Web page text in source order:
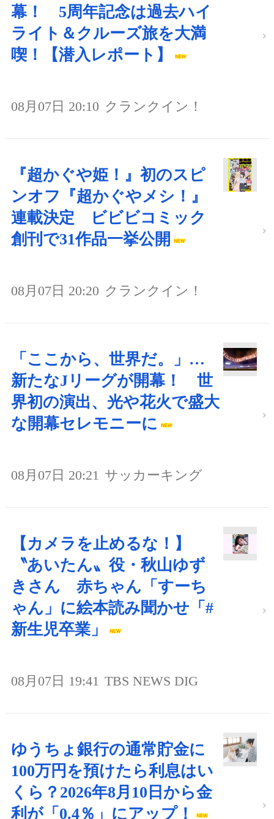
幕！ 5周年記念は過去ハイ
ライト＆クルーズ旅を大満
喫！【潜入レポート】
08月07日 20:10 クランクイン！
『超かぐや姫！』初のスピ
ンオフ『超かぐやメシ！』
連載決定 ビビビコミック
創刊で31作品一挙公開
08月07日 20:20 クランクイン！
「ここから、世界だ。」…
新たなJリーグが開幕！ 世
界初の演出、光や花火で盛大
な開幕セレモニーに
08月07日 20:21 サッカーキング
【カメラを止めるな！】
〝あいたん〟役・秋山ゆず
きさん 赤ちゃん「すーち
ゃん」に絵本読み聞かせ「#
新生児卒業」
08月07日 19:41 TBS NEWS DIG
ゆうちょ銀行の通常貯金に
100万円を預けたら利息はい
くら？2026年8月10日から金
利が「0.4％」にアップ！